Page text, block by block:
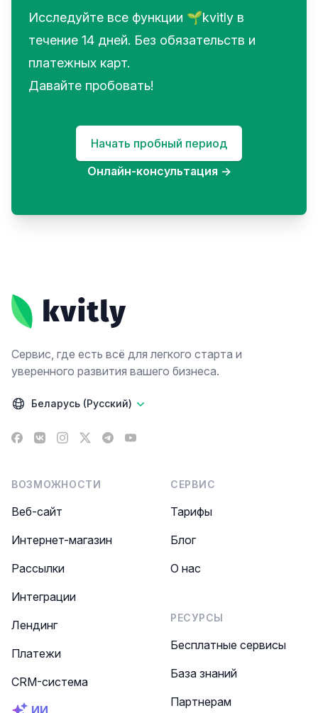
Исследуйте все функции 🌱kvitly в
течение 14 дней. Без обязательств и
платежных карт.
Давайте пробовать!
Начать пробный период
Онлайн-консультация →
Сервис, где есть всё для легкого старта и
уверенного развития вашего бизнеса.
Беларусь (Русский)
Facebook
VK Instagram
X TelegramYouTube
ВОЗМОЖНОСТИ
Веб-сайт
Интернет-магазин
Рассылки
Интеграции
Лендинг
Платежи
CRM-система
ИИ
СЕРВИС
Тарифы
Блог
О нас
РЕСУРСЫ
Бесплатные сервисы
База знаний
Партнерам